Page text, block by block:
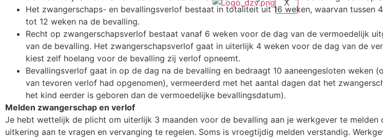
X
Het zwangerschaps- en bevallingsverlof bestaat in totaliteit uit 16 weken, waarvan tussen
tot 12 weken na de bevalling.
Recht op zwangerschapsverlof bestaat vanaf 6 weken voor de dag van de vermoedelijk
van de bevalling. Het zwangerschapsverlof gaat in uiterlijk 4 weken voor de dag van de
kiest zelf hoelang voor de bevalling zij verlof opneemt.
Bevallingsverlof gaat in op de dag na de bevalling en bedraagt 10 aaneengesloten weken
van tevoren verlof had opgenomen), vermeerderd met het aantal dagen dat het
het kind eerder is geboren dan de vermoedelijke bevallingsdatum).
Melden zwangerschap en verlof
Je hebt wettelijk de plicht om uiterlijk 3 maanden voor de bevalling aan je werkgever te
uitkering aan te vragen en vervanging te regelen. Soms is vroegtijdig melden verstandig.